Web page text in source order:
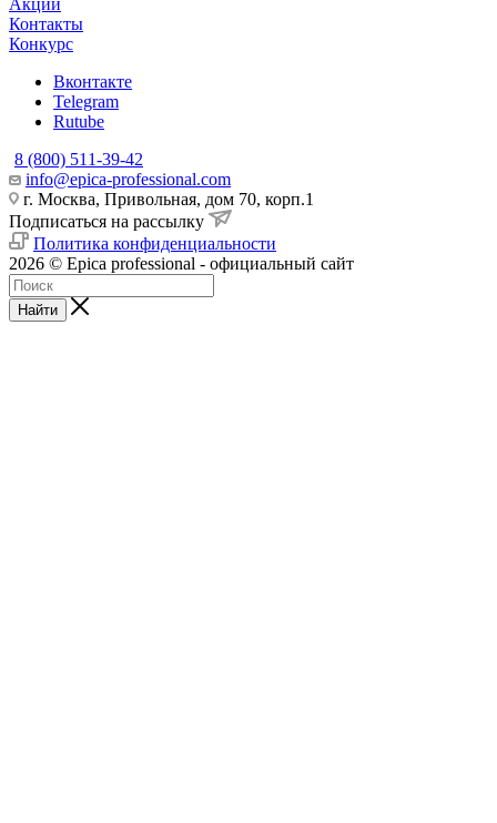
Контакты
Конкурс
Вконтакте
Telegram
Rutube
8 (800) 511-39-42
info@epica-professional.com
г. Москва, Привольная, дом 70, корп.1
Подписаться на рассылку
Политика конфиденциальности
2026 © Epica professional - официальный сайт
Найти